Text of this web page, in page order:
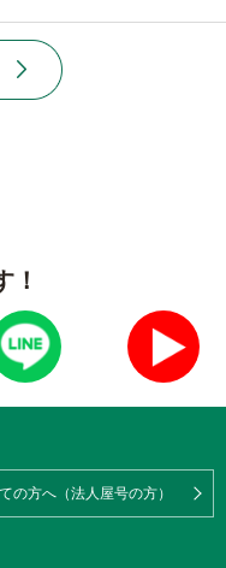
！
の方へ（法人屋号の方）